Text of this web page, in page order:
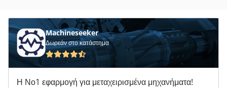
Machineseeker
Δωρεάν στο κατάστημα
Η Νο1 εφαρμογή για μεταχειρισμένα μηχανήματα!